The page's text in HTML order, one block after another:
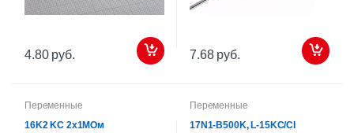
4.80 руб. 7.68 руб.
Переменные
16K2 KC 2х1МОм
Переменные
17N1-B500K, L-15KC/CI